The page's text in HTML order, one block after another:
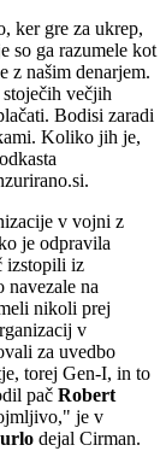
ker gre za ukrep,
so ga razumele kot
z našim denarjem.
večjih
Bodisi zaradi
Koliko jih je,
v vojni z
je odpravila
izstopili iz
navezale na
nikoli prej
v
za uvedbo
torej Gen-I, in to
pač Robert
je v
dejal Cirman.